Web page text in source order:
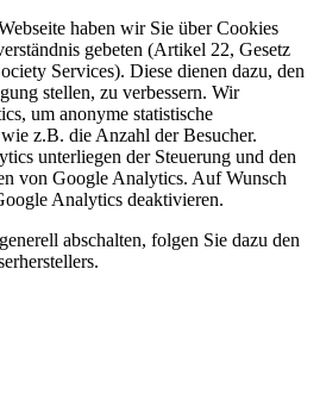
haben wir Sie über Cookies
gebeten (Artikel 22, Gesetz
Services). Diese dienen dazu, den
stellen, zu verbessern. Wir
um anonyme statistische
z.B. die Anzahl der Besucher.
unterliegen der Steuerung und den
von Google Analytics. Auf Wunsch
Analytics deaktivieren.
abschalten, folgen Sie dazu den